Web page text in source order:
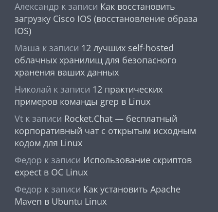
Александр к записи Как восстановить
загрузку Cisco IOS (восстановление образа
IOS)
Маша к записи 12 лучших self-hosted
облачных хранилищ для безопасного
хранения ваших данных
Николай к записи 12 практических
примеров команды grep в Linux
Vt к записи Rocket.Chat — бесплатный
корпоративный чат с открытым исходным
кодом для Linux
Федор к записи Использование скриптов
expect в ОС Linux
Федор к записи Как установить Apache
Maven в Ubuntu Linux